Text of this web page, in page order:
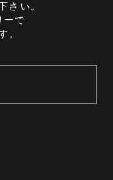
さい。
ーで
。